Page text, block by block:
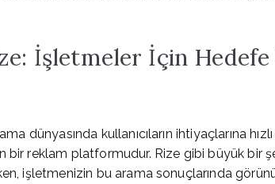
İşletmeler İçin Hedefe
dünyasında kullanıcıların ihtiyaçlarına
reklam platformudur. Rize gibi büyük bir
işletmenizin bu arama sonuçlarında